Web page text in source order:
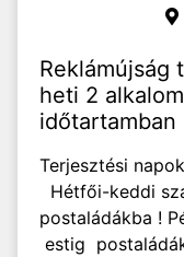
Reklámújság
heti 2
időtartamban
Terjesztési
Hétfői-keddi
postaládákba
estig